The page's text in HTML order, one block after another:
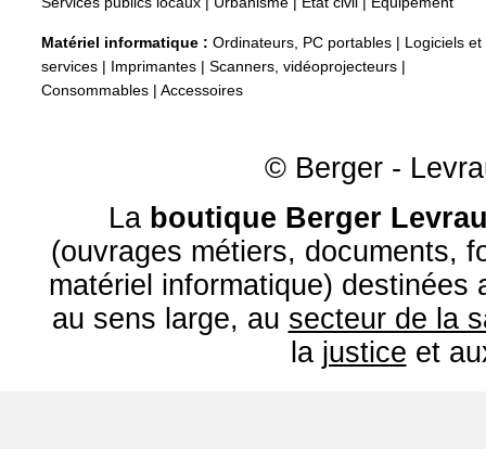
Matériel informatique : Ordinateurs, PC portables
Logiciels et
services
Imprimantes Scanners, vidéoprojecteurs
Consommables
Accessoires
© Berger -
La boutique Berger
(ouvrages métiers, documents,
matériel informatique) destinées
au sens large, au secteur de la
la justice et